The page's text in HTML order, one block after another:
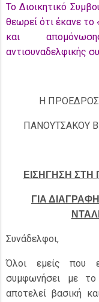
Το Διοικητικό
θεωρεί ότι έκανε
και
αντισυναδελφικής
Η ΠΡΟΕΔΡΟΣ
ΠΑΝΟΥΤΣΑΚΟΥ
ΕΙΣΗΓΗΣΗ ΣΤΗ
ΓΙΑ
Συνάδελφοι,
Όλοι εμείς που
συμφωνήσει με
αποτελεί βασική